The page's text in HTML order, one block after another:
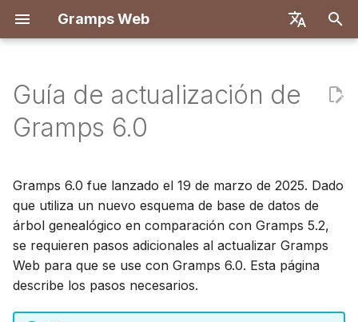
Gramps Web
Deutsch
Tiếng Việt
Türkçe
Русский
日本語
c
l
i
z
a
Características
Implementar con Docker
DigitalOcean
TrueNAS
Resumen de los pasos
Pasos detallados
Realiza una copia de
seguridad de tu árbol
genealógico
Introducción
Importar datos
Exportar datos
Gestionar usuarios
Introducción Registro
Explorar su árbol
Búsqueda
Cronología
Mapa
Editar datos
Agregar archivos
fotos
Usar el blog
Gestionar tareas
ADN
Descripción general
Navegador de
cromosomas
ADN-Y
Informes
Historial
Historial de revisiones
Filtros GQL
Búsqueda externa
Configuración de
Notificaciones
Descripción general Introducción
Especificación de API
Consultas manuales
Frontend
Introducción
Arquitectura
Traducción
Guía de actualización de
Gramps 6.0
Gramps 6.0 fue lanzado el 19 de marzo de 2025. Dado
que utiliza un nuevo esquema de base de datos de
árbol genealógico en comparación con Gramps 5.2,
se requieren pasos adicionales al actualizar Gramps
Web para que se use con Gramps 6.0. Esta página
describe los pasos necesarios.